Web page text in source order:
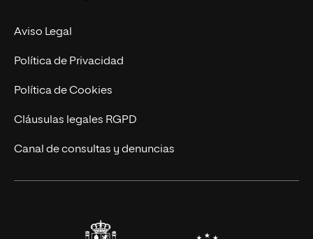
MBA
Marketing y Comunicación
Ingeniería
Diseño
Ciencias de la Salud
Contacto
Aviso Legal
Política de Privacidad
Política de Cookies
Cláusulas legales RGPD
Canal de consultas y denuncias